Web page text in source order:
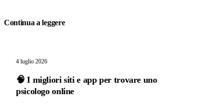
Continua a leggere
4 luglio 2026
🧠 I migliori siti e app per trovare uno
psicologo online